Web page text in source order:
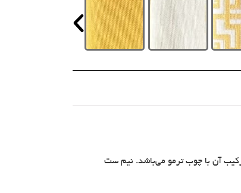
آن با چوب ترمو می‌باشد. نیم ست